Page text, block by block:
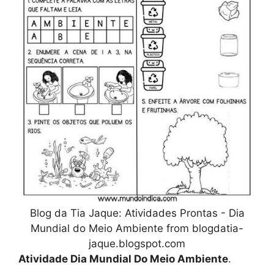
Blog da Tia Jaque: Atividades Prontas - Dia
Mundial do Meio Ambiente from blogdatia-
jaque.blogspot.com
Atividade Dia Mundial Do Meio Ambiente.